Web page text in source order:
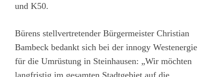
und K50.
Bürens stellvertretender Bürgermeister Christian
Bambeck bedankt sich bei der innogy Westenergie
für die Umrüstung in Steinhausen: „Wir möchten
langfristig im gesamten Stadtgebiet auf die